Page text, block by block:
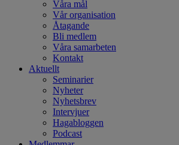
Våra mål
Vår organisation
Åtagande
Bli medlem
Våra samarbeten
Kontakt
Aktuellt
Seminarier
Nyheter
Nyhetsbrev
Intervjuer
Hagabloggen
Podcast